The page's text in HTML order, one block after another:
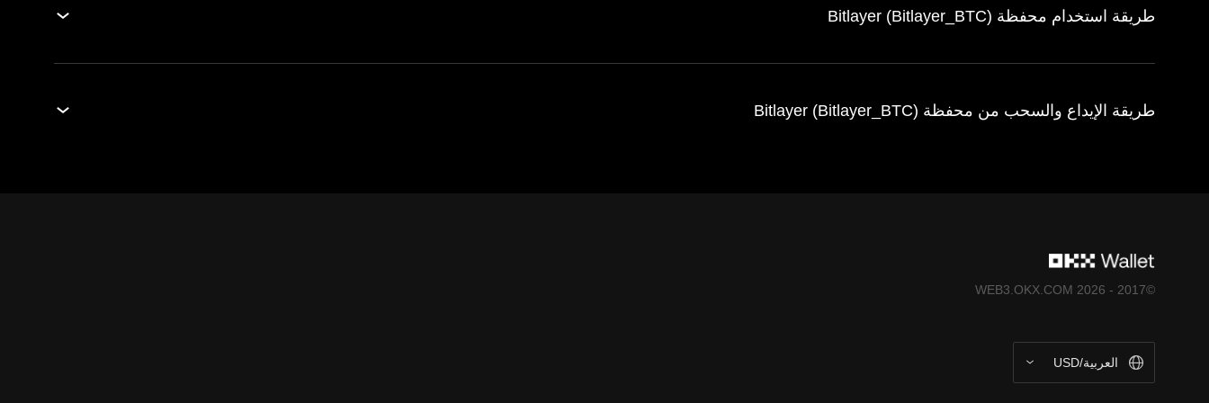
طريقة استخدام محفظة Bitlayer (Bitlayer_BTC)
طريقة الإيداع والسحب من محفظة Bitlayer (Bitlayer_BTC)
©2017 - 2026 WEB3.OKX.COM
العربية/USD